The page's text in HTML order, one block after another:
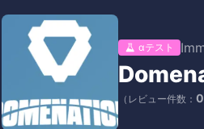
αテスト
（レビュー件数： 0